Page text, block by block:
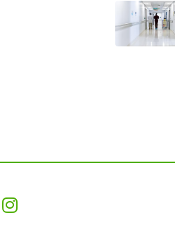
Facebook
Instagram